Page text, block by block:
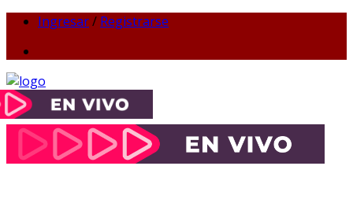
Ingresar/ Registrarse